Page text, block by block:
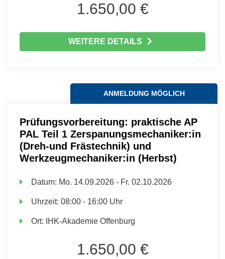
1.650,00 €
WEITERE DETAILS
ANMELDUNG MÖGLICH
Prüfungsvorbereitung: praktische AP
PAL Teil 1 Zerspanungsmechaniker:in
(Dreh-und Frästechnik) und
Werkzeugmechaniker:in (Herbst)
Datum: Mo. 14.09.2026 - Fr. 02.10.2026
Uhrzeit:08:00 - 16:00 Uhr
Ort: IHK-Akademie Offenburg
1.650,00 €